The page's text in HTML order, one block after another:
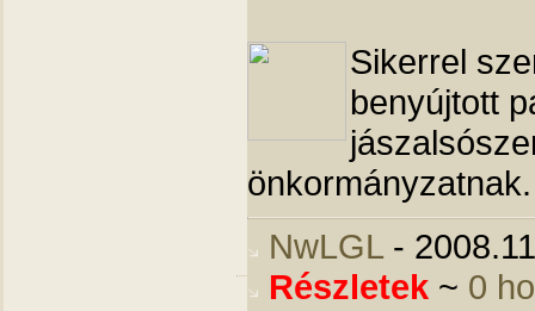
Sikerrel
benyújtott
önkormányzatnak.
NwLGL -
Részletek ~ 0